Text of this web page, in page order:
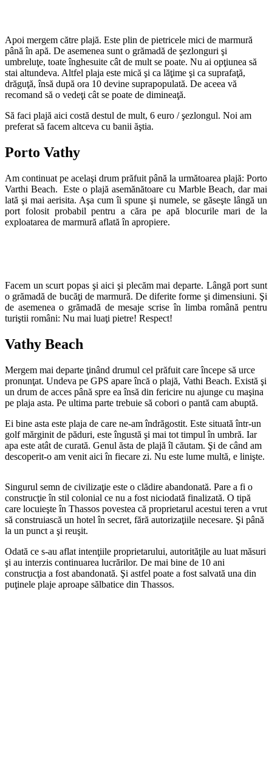
Apoi mergem către plajă. Este plin de pietricele mici de marmură
până în apă. De asemenea sunt o grămadă de şezlonguri şi
umbreluţe, toate înghesuite cât de mult se poate. Nu ai opţiunea să
stai altundeva. Altfel plaja este mică şi ca lăţime şi ca suprafaţă,
drăguţă, însă după ora 10 devine suprapopulată. De aceea vă
recomand să o vedeţi cât se poate de dimineaţă.
Să faci plajă aici costă destul de mult, 6 euro / şezlongul. Noi am
preferat să facem altceva cu banii ăştia.
Porto Vathy
Am continuat pe acelaşi drum prăfuit până la următoarea plajă: Porto
Varthi Beach. Este o plajă asemănătoare cu Marble Beach, dar mai
lată şi mai aerisita. Aşa cum îi spune şi numele, se găseşte lângă un
port folosit probabil pentru a căra pe apă blocurile mari de la
exploatarea de marmură aflată în apropiere.
Facem un scurt popas şi aici şi plecăm mai departe. Lângă port sunt
o grămadă de bucăţi de marmură. De diferite forme şi dimensiuni. Şi
de asemenea o grămadă de mesaje scrise în limba română pentru
turiştii români: Nu mai luaţi pietre! Respect!
Vathy Beach
Mergem mai departe ţinând drumul cel prăfuit care începe să urce
pronunţat. Undeva pe GPS apare încă o plajă, Vathi Beach. Există şi
un drum de acces până spre ea însă din fericire nu ajunge cu maşina
pe plaja asta. Pe ultima parte trebuie să cobori o pantă cam abuptă.
Ei bine asta este plaja de care ne-am îndrăgostit. Este situată într-un
golf mărginit de păduri, este îngustă şi mai tot timpul în umbră. Iar
apa este atât de curată. Genul ăsta de plajă îl căutam. Şi de când am
descoperit-o am venit aici în fiecare zi. Nu este lume multă, e linişte.
Singurul semn de civilizaţie este o clădire abandonată. Pare a fi o
construcţie în stil colonial ce nu a fost niciodată finalizată. O tipă
care locuieşte în Thassos povestea că proprietarul acestui teren a vrut
să construiască un hotel în secret, fără autorizaţiile necesare. Şi până
la un punct a şi reuşit.
Odată ce s-au aflat intenţiile proprietarului, autorităţile au luat măsuri
şi au interzis continuarea lucrărilor. De mai bine de 10 ani
construcţia a fost abandonată. Şi astfel poate a fost salvată una din
puţinele plaje aproape sălbatice din Thassos.